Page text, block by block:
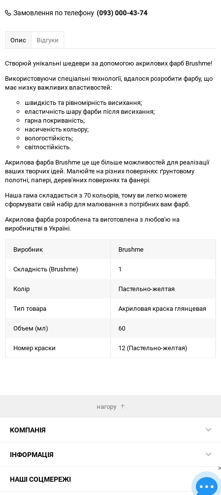
Замовлення по телефону (093) 000-43-74
Опис Відгуки
Створюй унікальні шедеври за допомогою акрилових фарб Brushme!
Використовуючи спеціальні технології, вдалося розробити фарбу, що
має низку важливих властивостей:
швидкість та рівномірність висихання;
еластичність шару фарби після висихання;
гарна покриваність;
насиченість кольору;
вологостійкість;
світлостійкість.
Акрилова фарба Brushme це ще більше можливостей для реалізації
ваших творчих ідей. Малюйте на різних поверхнях: ґрунтовому
полотні, папері, дерев'яних поверхнях та фанері.
Наша гама складається з 70 кольорів, тому ви легко можете
сформувати свій набір для малювання з потрібних вам фарб.
Акрилова фарба розроблена та виготовлена з любов'ю на
виробництві в Україні.
Виробник Brushme
Складність (Brushme) 1
Колір Пастельно-желтая
Тип товара Акриловая краска глянцевая
Объем (мл) 60
Номер краски 12 (Пастельно-желтая)
нагору
КОМПАНІЯ
ІНФОРМАЦІЯ
НАШІ СОЦМЕРЕЖІ